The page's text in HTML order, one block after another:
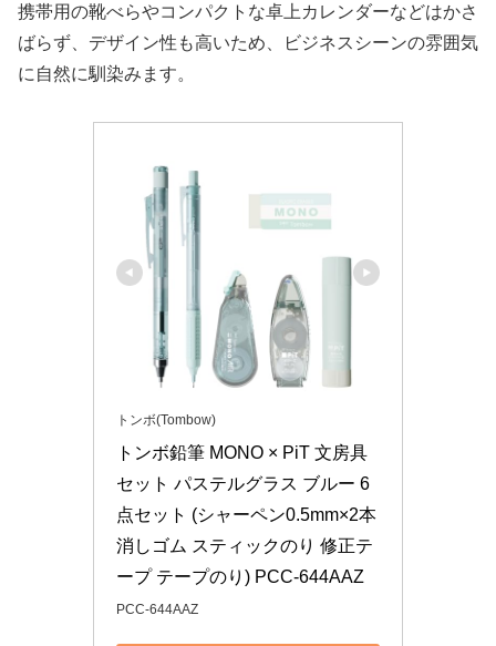
携帯用の靴べらやコンパクトな卓上カレンダーなどはかさ
ばらず、デザイン性も高いため、ビジネスシーンの雰囲気
に自然に馴染みます。
トンボ(Tombow)
トンボ鉛筆 MONO × PiT 文房具
セット パステルグラス ブルー 6
点セット (シャーペン0.5mm×2本
消しゴム スティックのり 修正テ
ープ テープのり) PCC-644AAZ
PCC-644AAZ